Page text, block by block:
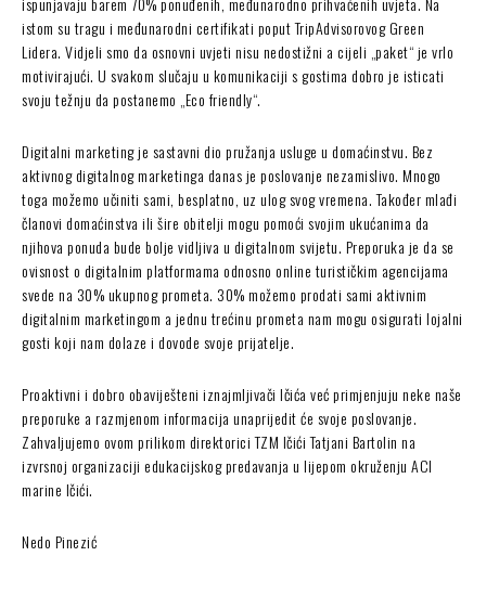
istom su tragu i međunarodni certifikati poput TripAdvisorovog Green
Lidera. Vidjeli smo da osnovni uvjeti nisu nedostižni a cijeli „paket“ je vrlo
motivirajući. U svakom slučaju u komunikaciji s gostima dobro je isticati
svoju težnju da postanemo „Eco friendly“.
Digitalni marketing je sastavni dio pružanja usluge u domaćinstvu. Bez
aktivnog digitalnog marketinga danas je poslovanje nezamislivo. Mnogo
toga možemo učiniti sami, besplatno, uz ulog svog vremena. Također mlađi
članovi domaćinstva ili šire obitelji mogu pomoći svojim ukućanima da
njihova ponuda bude bolje vidljiva u digitalnom svijetu. Preporuka je da se
ovisnost o digitalnim platformama odnosno online turističkim agencijama
svede na 30% ukupnog prometa. 30% možemo prodati sami aktivnim
digitalnim marketingom a jednu trećinu prometa nam mogu osigurati lojalni
gosti koji nam dolaze i dovode svoje prijatelje.
Proaktivni i dobro obaviješteni iznajmljivači Ičića već primjenjuju neke naše
preporuke a razmjenom informacija unaprijedit će svoje poslovanje.
Zahvaljujemo ovom prilikom direktorici TZM Ičići Tatjani Bartolin na
izvrsnoj organizaciji edukacijskog predavanja u lijepom okruženju ACI
marine Ičići.
Nedo Pinezić